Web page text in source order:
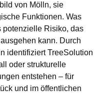
von Mölln, sie
Funktionen. Was
potenzielle Risiko, das
kann. Durch
identifiziert TreeSolution
oder strukturelle
entstehen – für
und im öffentlichen